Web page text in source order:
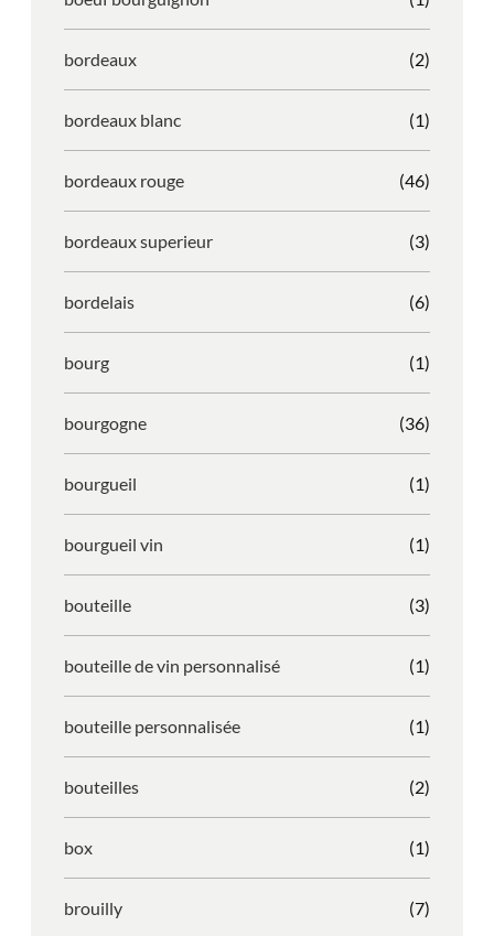
bordeaux (2)
bordeaux blanc (1)
bordeaux rouge (46)
bordeaux superieur (3)
bordelais (6)
bourg (1)
bourgogne (36)
bourgueil (1)
bourgueil vin (1)
bouteille (3)
bouteille de vin personnalisé (1)
bouteille personnalisée (1)
bouteilles (2)
box (1)
brouilly (7)